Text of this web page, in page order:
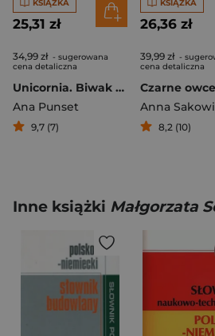
KSIĄŻKA
25,31 zł
34,99 zł - sugerowana
cena detaliczna
Unicornia. Biwak w chmurach
Ana Punset
9,7 (7)
KSIĄŻKA
26,36 zł
39,99 zł -
cena detaliczna
Czarne owce
Anna
8,2 (10)
Inne książki Małgorzata